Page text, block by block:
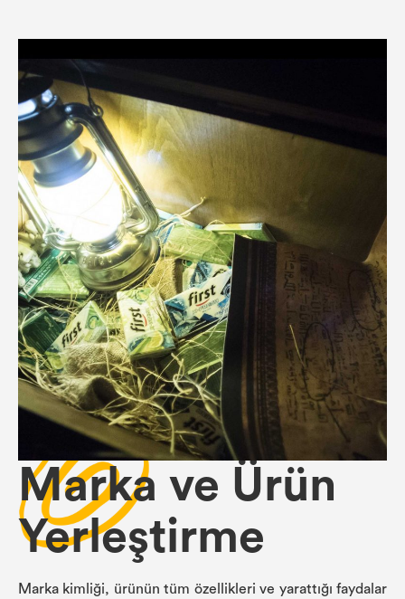
Marka ve Ürün
Yerleştirme
Marka kimliği, ürünün tüm özellikleri ve yarattığı faydalar